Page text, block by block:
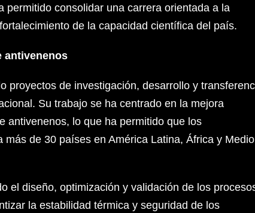
permitido consolidar una carrera orientada a la
de la capacidad científica del país.
antivenenos
proyectos de investigación, desarrollo y
Su trabajo se ha centrado en la mejora
antivenenos, lo que ha permitido que los
de 30 países en América Latina, África y Medio
el diseño, optimización y validación de los
la estabilidad térmica y seguridad de los